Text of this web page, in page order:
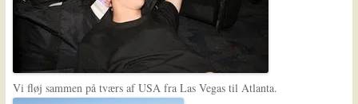
Vi fløj sammen på tværs af USA fra Las Vegas til Atlanta.